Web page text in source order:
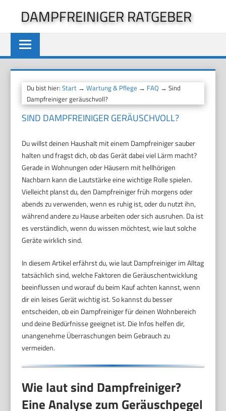
springen
DAMPFREINIGER RATGEBER
Du bist hier:Start →Wartung & Pflege → FAQ → Sind
Dampfreiniger geräuschvoll?
SIND DAMPFREINIGER GERÄUSCHVOLL?
Du willst deinen Haushalt mit einem Dampfreiniger sauber
halten und fragst dich, ob das Gerät dabei viel Lärm macht?
Gerade in Wohnungen oder Häusern mit hellhörigen
Nachbarn kann die Lautstärke eine wichtige Rolle spielen.
Vielleicht planst du, den Dampfreiniger früh morgens oder
abends zu verwenden, wenn es ruhig ist, oder du nutzt ihn,
während andere zu Hause arbeiten oder sich ausruhen. Da ist
es verständlich, wenn du wissen möchtest, wie laut solche
Geräte wirklich sind.
In diesem Artikel erfährst du, wie laut Dampfreiniger im Alltag
tatsächlich sind, welche Faktoren die Geräuschentwicklung
beeinflussen und worauf du beim Kauf achten kannst, wenn
dir ein leises Gerät wichtig ist. So kannst du besser
entscheiden, ob ein Dampfreiniger für deinen Wohnbereich
und deine Bedürfnisse geeignet ist. Die Infos helfen dir,
unangenehme Überraschungen beim Gebrauch zu
vermeiden.
Wie laut sind Dampfreiniger?
Eine Analyse zum Geräuschpegel